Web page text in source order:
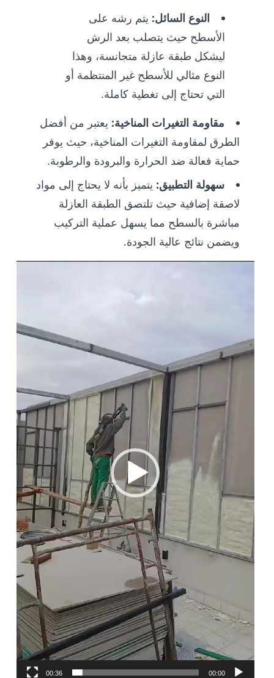
النوع السائل: يتم رشه على
الأسطح حيث يتصلب بعد الرش
ليشكل طبقة عازلة متجانسة، وهذا
النوع مثالي للأسطح غير المنتظمة أو
التي تحتاج إلى تغطية كاملة.
مقاومة التغيرات المناخية: يعتبر من أفضل
الطرق لمقاومة التغيرات المناخية، حيث يوفر
حماية فعالة ضد الحرارة والبرودة والرطوبة.
سهولة التطبيق: يتميز بأنه لا يحتاج إلى مواد
لاصقة إضافية حيث تلتصق الطبقة العازلة
مباشرة بالسطح مما يسهل عملية التركيب
ويضمن نتائج عالية الجودة.
00:00
00:36